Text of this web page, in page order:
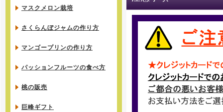
マスクメロン栽培
さくらんぼジャムの作り方
マンゴープリンの作り方
パッションフルーツの食べ方
桃の販売
巨峰ギフト